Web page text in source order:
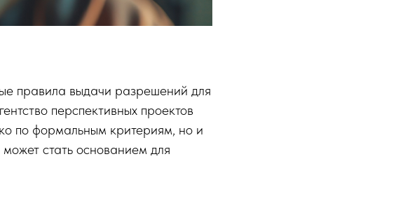
правила выдачи разрешений для
перспективных проектов
по формальным критериям, но и
стать основанием для